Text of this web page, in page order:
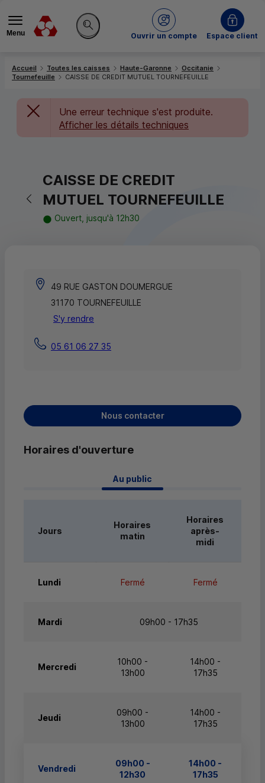
Menu
Rechercher sur le site
Ouvrir un compte
du Crédit MutuelEspace client
Accueil Toutes les caisses Haute-Garonne
Occitanie
Tournefeuille
CAISSE DE CREDIT MUTUEL TOURNEFEUILLE
Une erreur technique s'est produite.
Afficher les détails techniques
Retour vers la page précédente
CAISSE DE CREDIT
MUTUEL TOURNEFEUILLE
Ouvert, jusqu'à 12h30
49 RUE GASTON DOUMERGUE
31170 TOURNEFEUILLE
S'y rendre
05 61 06 27 35
Nous contacter
Horaires d'ouverture
Au public
Jours
Horaires
matin
Horaires
après-
midi
Lundi Fermé Fermé
Mardi 09h00 - 17h35
Mercredi
10h00 -
13h00
14h00 -
17h35
Jeudi
09h00 -
13h00
14h00 -
17h35
Vendredi
09h00 -
12h30
14h00 -
17h35